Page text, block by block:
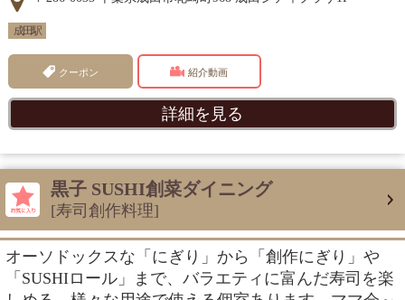
成田駅
クーポン 紹介動画
詳細を見る
黒子 SUSHI創菜ダイニング
[寿司創作料理]
オーソドックスな「にぎり」から「創作にぎり」や
「SUSHIロール」まで、バラエティに富んだ寿司を楽